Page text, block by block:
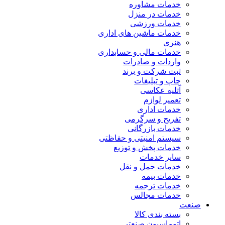
خدمات مشاوره
خدمات در منزل
خدمات ورزشی
خدمات ماشین های اداری
هنری
خدمات مالی و حسابداری
واردات و صادرات
ثبت شرکت و برند
چاپ و تبلیغات
آتلیه عکاسی
تعمیر لوازم
خدمات اداری
تفریح و سرگرمی
خدمات بازرگانی
سیستم امنیتی و حفاظتی
خدمات پخش و توزیع
سایر خدمات
خدمات حمل و نقل
خدمات بیمه
خدمات ترجمه
خدمات مجالس
صنعت
بسته بندی کالا